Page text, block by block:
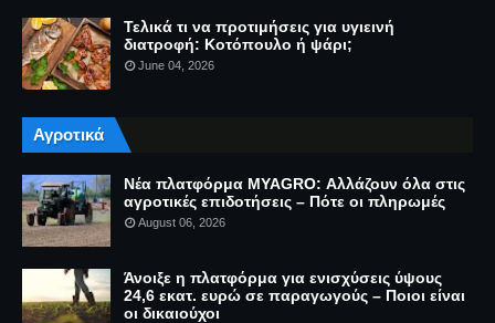
Τελικά τι να προτιμήσεις για υγιεινή
διατροφή: Κοτόπουλο ή ψάρι;
June 04, 2026
Αγροτικά
Νέα πλατφόρμα MYAGRO: Αλλάζουν όλα στις
αγροτικές επιδοτήσεις – Πότε οι πληρωμές
August 06, 2026
Άνοιξε η πλατφόρμα για ενισχύσεις ύψους
24,6 εκατ. ευρώ σε παραγωγούς – Ποιοι είναι
οι δικαιούχοι